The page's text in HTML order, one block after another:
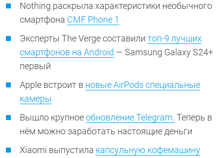
Nothing раскрыла характеристики необычного
смартфона CMF Phone 1
Эксперты The Verge составили топ-9 лучших
смартфонов на Android — Samsung Galaxy S24+
первый
Apple встроит в новые AirPods специальные
камеры
Вышло крупноеобновление Telegram. Теперь в
нём можно заработать настоящие деньги
Xiaomi выпустила капсульную кофемашину